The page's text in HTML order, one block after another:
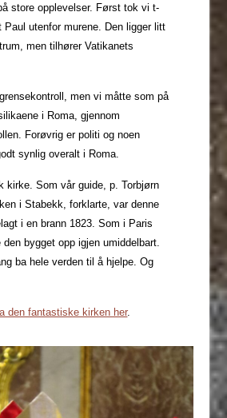
store opplevelser. Først tok vi t-
Paul utenfor murene. Den ligger litt
men tilhører Vatikanets
men vi måtte som på
i Roma, gjennom
Forøvrig er politi og noen
synlig overalt i Roma.
kirke. Som vår guide, p. Torbjørn
i Stabekk, forklarte, var denne
i en brann 1823. Som i Paris
den bygget opp igjen umiddelbart.
ba hele verden til å hjelpe. Og
den fantastiske kirken her.